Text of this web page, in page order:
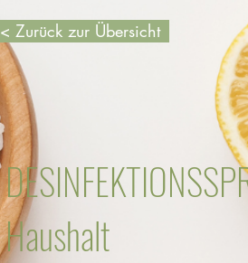
< Zurück zur Übersicht
Haushalt